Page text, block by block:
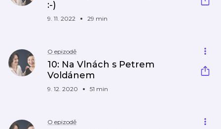
:-)
9. 11. 2022 29 min
O epizodě
10: Na Vlnách s Petrem
Voldánem
9. 12. 2020 51 min
O epizodě